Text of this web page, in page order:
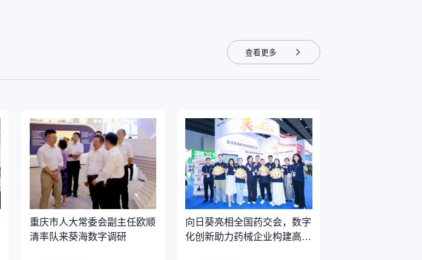
查看更多
重庆市人大常委会副主任欧顺
清率队来葵海数字调研
向日葵亮相全国药交会，数字
化创新助力药械企业构建高标